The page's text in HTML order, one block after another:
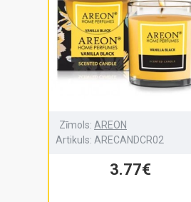
Zīmols: AREON
Artikuls: ARECANDCR02
3.77€